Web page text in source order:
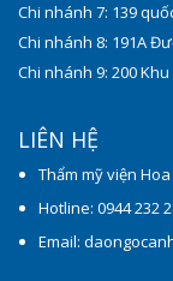
Chi nhánh 7: 139
Chi nhánh 8: 191A
Chi nhánh 9: 200 Khu
LIÊN HỆ
Thẩm mỹ viện
Hotline: 0944 232
Email: